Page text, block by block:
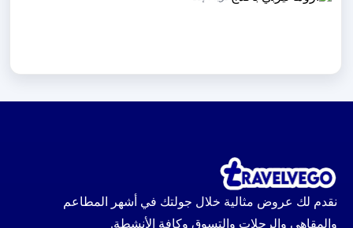
نقدم لك عروض مثالية خلال جولتك في أشهر المطاعم
والمقاهي والرحلات والتسوق وكافة الأنشطة.